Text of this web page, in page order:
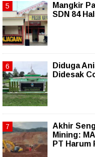
Mangkir
SDN 84
Diduga
Didesak
Akhir
Mining:
PT Harum